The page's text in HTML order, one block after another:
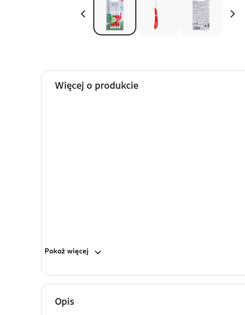
Więcej o produkcie
Pokaż więcej
Opis